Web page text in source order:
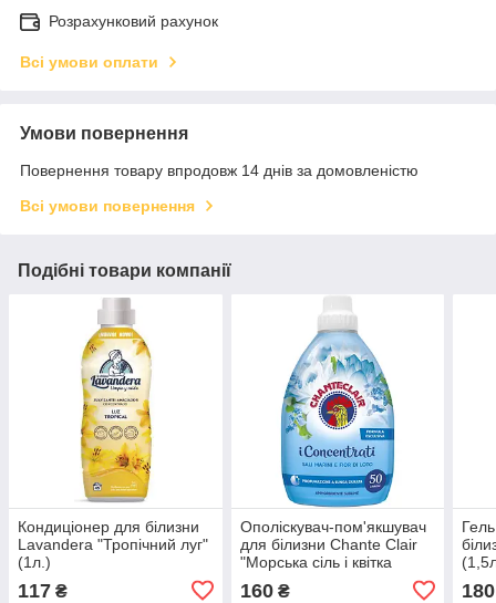
Розрахунковий рахунок
Всі умови оплати
Умови повернення
Повернення товару впродовж 14 днів за домовленістю
Всі умови повернення
Подібні товари компанії
Кондиціонер для білизни
Lavandera "Тропічний луг"
(1л.)
117 ₴
Ополіскувач-пом'якшувач
для білизни Chante Clair
"Морська сіль і квітка
160₴ 180